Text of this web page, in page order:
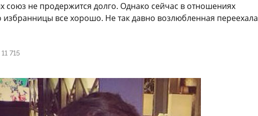
союз не продержится долго. Однако сейчас в отношениях
избранницы все хорошо. Не так давно возлюбленная переехала
11 715